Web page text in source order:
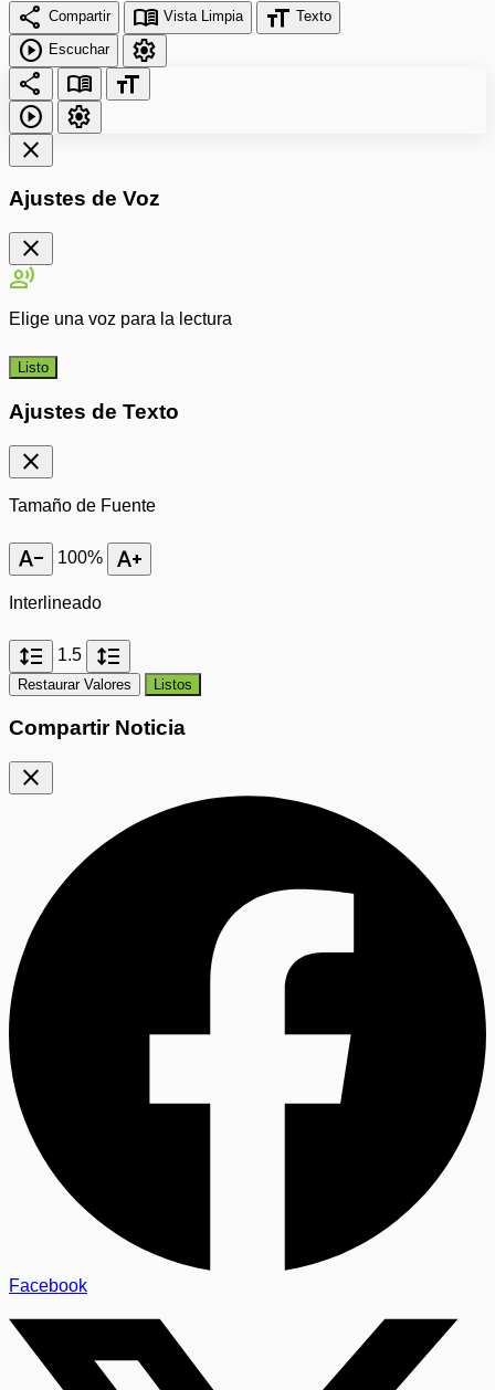
share Compartir menu_book Vista Limpia format_size Texto
play_circle Escuchar
settings
share
menu_book
format_size
play_circle
settings
close
Ajustes de Voz
close
record_voice_over
Elige una voz para la lectura
Listo
Ajustes de Texto
close
Tamaño de Fuente
text_decrease 100% text_increase
Interlineado
format_line_spacing 1.5 format_line_spacing
Restaurar Valores Listos
Compartir Noticia
close
Facebook